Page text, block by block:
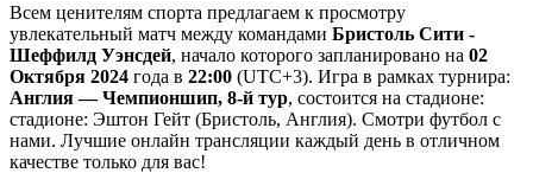
Всем ценителям спорта предлагаем к просмотру
увлекательный матч между командами Бристоль Сити -
Шеффилд Уэнсдей, начало которого запланировано на 02
Октября 2024 года в 22:00 (UTC+3). Игра в рамках турнира:
Англия — Чемпионшип, 8-й тур, состоится на стадионе:
стадионе: Эштон Гейт (Бристоль, Англия). Смотри футбол с
нами. Лучшие онлайн трансляции каждый день в отличном
качестве только для вас!